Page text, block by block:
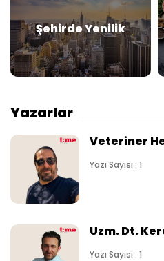
Şehirde Yenilik
Yazarlar
Veteriner
Yazı Sayısı : 1
Uzm. Dt.
Yazı Sayısı : 1